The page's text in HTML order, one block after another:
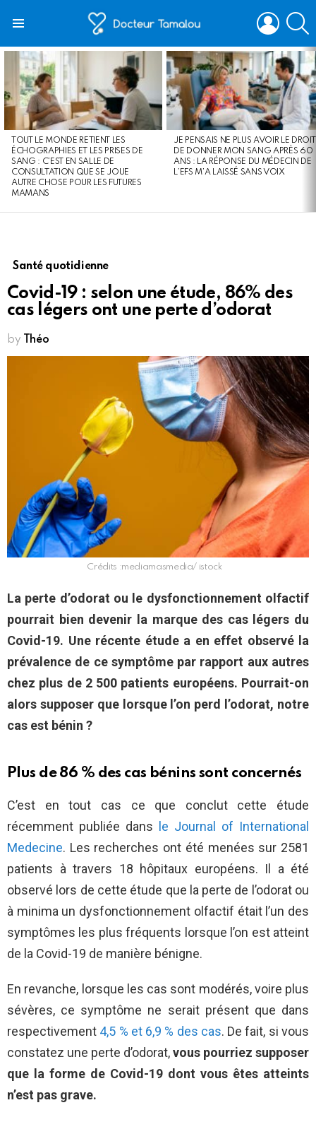
LOGIN
LATEST
STORIES
TOUT LE MONDE RETIENT LES
ÉCHOGRAPHIES ET LES PRISES DE
SANG : C’EST EN SALLE DE
CONSULTATION QUE SE JOUE
AUTRE CHOSE POUR LES FUTURES
MAMANS
JE PENSAIS NE PLUS AVOIR LE DROIT
DE DONNER MON SANG APRÈS 60
ANS : LA RÉPONSE DU MÉDECIN DE
L’EFS M’A LAISSÉ SANS VOIX
Santé quotidienne
Covid-19 : selon une étude, 86% des
cas légers ont une perte d’odorat
by Théo
Crédits :mediamasmedia/ istock
La perte d’odorat ou le dysfonctionnement olfactif
pourrait bien devenir la marque des cas légers du
Covid-19. Une récente étude a en effet observé la
prévalence de ce symptôme par rapport aux autres
chez plus de 2 500 patients européens. Pourrait-on
alors supposer que lorsque l’on perd l’odorat, notre
cas est bénin ?
Plus de 86 % des cas bénins sont concernés
C’est en tout cas ce que conclut cette étude
récemment publiée dans le Journal of International
Medecine. Les recherches ont été menées sur 2581
patients à travers 18 hôpitaux européens. Il a été
observé lors de cette étude que la perte de l’odorat ou
à minima un dysfonctionnement olfactif était l’un des
symptômes les plus fréquents lorsque l’on est atteint
de la Covid-19 de manière bénigne.
En revanche, lorsque les cas sont modérés, voire plus
sévères, ce symptôme ne serait présent que dans
respectivement 4,5 % et 6,9 % des cas. De fait, si vous
constatez une perte d’odorat,vous pourriez supposer
que la forme de Covid-19 dont vous êtes atteints
n’est pas grave.